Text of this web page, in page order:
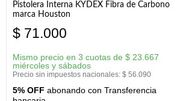
Pistolera Interna KYDEX Fibra de Carbono
marca Houston
$ 71.000
Mismo precio en 3 cuotas de $ 23.667
miércoles y sábados
Precio sin impuestos nacionales: $ 56.090
5% OFF abonando con Transferencia